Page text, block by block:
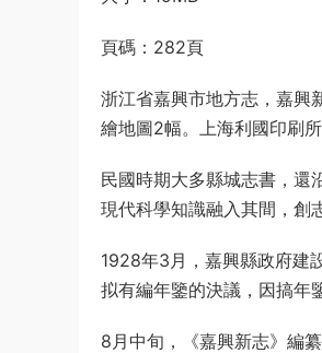
頁碼：282頁
浙江省嘉興市地方志，嘉興
繪地圖2幅。上海利國印刷
民國時期大多縣城志書，還
現代科學知識融入其間，創
1928年3月，嘉興縣政府建
拟有編年鑒的決議，因搞年
8月中旬，《嘉興新志》編